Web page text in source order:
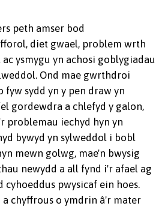
peth amser bod
diet gwael, problem wrth
ysmygu yn achosi goblygiadau
Ond mae gwrthdroi
sydd yn y pen draw yn
gordewdra a chlefyd y galon,
problemau iechyd hyn yn
bywyd yn sylweddol i bobl
mewn golwg, mae'n bwysig
newydd a all fynd i'r afael ag
pwysicaf ein hoes.
chyffrous o ymdrin â'r mater